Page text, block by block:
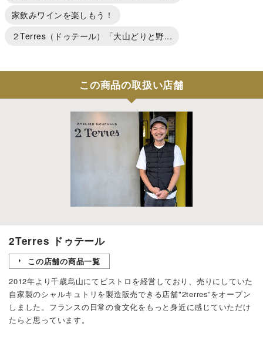
家飲みワインを楽しもう！
２Terres（ドゥテール）「大山どりと野...
この商品の取扱い店舗
2Terres ドゥテール
この店舗の商品一覧
2012年より千歳烏山にてビストロを経営しており、売りにしていた
自家製のシャルキュトリを製造販売できる店舗"2terres”をオープン
しました。フランスの日常の食文化をもっと身近に感じていただけ
たらと思っています。